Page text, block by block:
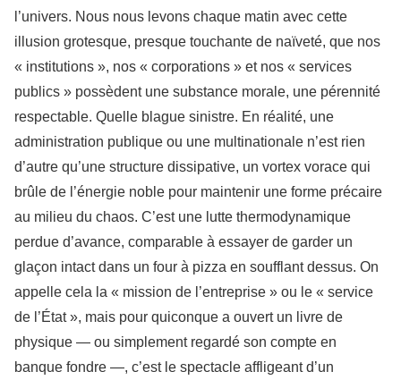
l’univers. Nous nous levons chaque matin avec cette
illusion grotesque, presque touchante de naïveté, que nos
« institutions », nos « corporations » et nos « services
publics » possèdent une substance morale, une pérennité
respectable. Quelle blague sinistre. En réalité, une
administration publique ou une multinationale n’est rien
d’autre qu’une structure dissipative, un vortex vorace qui
brûle de l’énergie noble pour maintenir une forme précaire
au milieu du chaos. C’est une lutte thermodynamique
perdue d’avance, comparable à essayer de garder un
glaçon intact dans un four à pizza en soufflant dessus. On
appelle cela la « mission de l’entreprise » ou le « service
de l’État », mais pour quiconque a ouvert un livre de
physique — ou simplement regardé son compte en
banque fondre —, c’est le spectacle affligeant d’un